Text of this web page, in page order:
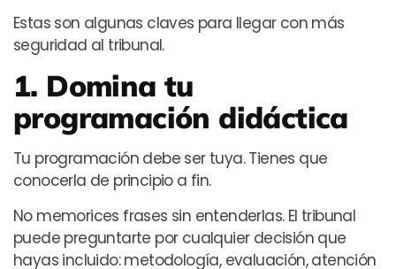
Estas son algunas claves para llegar con más
seguridad al tribunal.
1. Domina tu
programación didáctica
Tu programación debe ser tuya. Tienes que
conocerla de principio a fin.
No memorices frases sin entenderlas. El tribunal
puede preguntarte por cualquier decisión que
hayas incluido: metodología, evaluación, atención